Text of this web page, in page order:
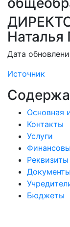
Наталья
Дата
Источник
Основная
Контакты
Услуги
Реквизиты
Документы
Бюджеты